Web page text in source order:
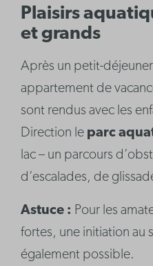
Plaisirs
et grands
Après un petit-
appartement de
sont rendus avec les
Direction le parc
lac – un parcours
d’escalades, de
Astuce : Pour les
fortes, une initiation au
également possible.